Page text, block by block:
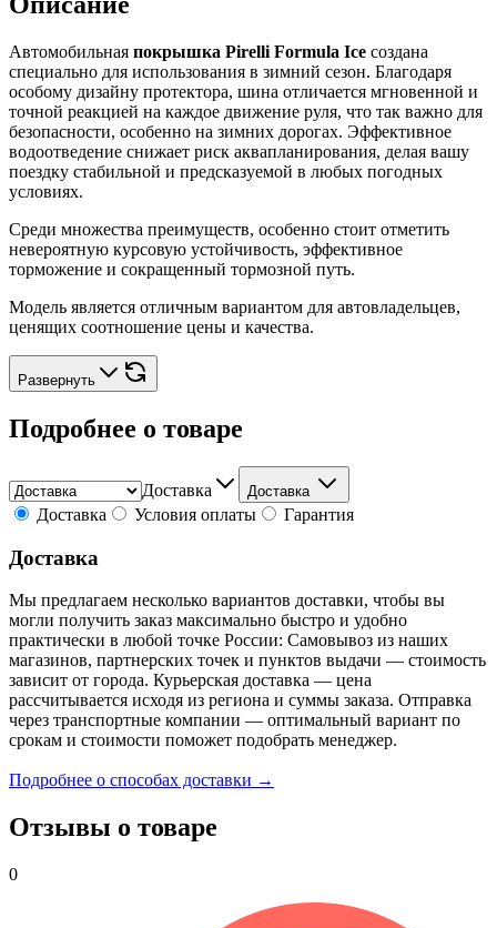
Автомобильная покрышка Pirelli Formula Ice создана
специально для использования в зимний сезон. Благодаря
особому дизайну протектора, шина отличается мгновенной и
точной реакцией на каждое движение руля, что так важно для
безопасности, особенно на зимних дорогах. Эффективное
водоотведение снижает риск аквапланирования, делая вашу
поездку стабильной и предсказуемой в любых погодных
условиях.
Среди множества преимуществ, особенно стоит отметить
невероятную курсовую устойчивость, эффективное
торможение и сокращенный тормозной путь.
Модель является отличным вариантом для автовладельцев,
ценящих соотношение цены и качества.
Развернуть
Подробнее о товаре
Доставка Доставка
Доставка Условия оплаты Гарантия
Доставка
Мы предлагаем несколько вариантов доставки, чтобы вы
могли получить заказ максимально быстро и удобно
практически в любой точке России: Самовывоз из наших
магазинов, партнерских точек и пунктов выдачи — стоимость
зависит от города. Курьерская доставка — цена
рассчитывается исходя из региона и суммы заказа. Отправка
через транспортные компании — оптимальный вариант по
срокам и стоимости поможет подобрать менеджер.
Подробнее о способах доставки →
Отзывы о товаре
0